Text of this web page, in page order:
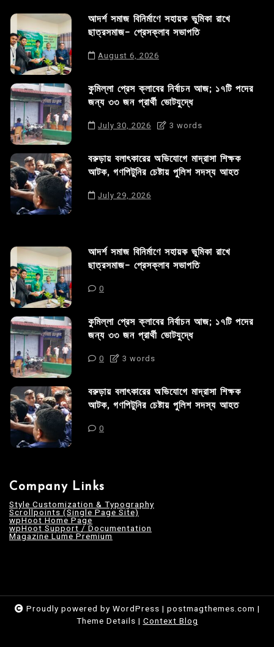
আদর্শ সমাজ বিনির্মাণে সহায়ক ভুমিকা রাখে
ছাত্রসমাজ- প্রেসক্লাব সভাপতি
August 6, 2026
কুমিল্লা প্রেস ক্লাবের নির্বাচন আজ; ১৭টি পদের
জন্য ৩৩ জন প্রার্থী ভোটযুদ্ধে
July 30, 2026 3 words
বরুড়ায় বলাৎকারের অভিযোগে মাদ্রাসা শিক্ষক
আটক, গণপিটুনির চেষ্টায় পুলিশ সদস্য আহত
July 29, 2026
আদর্শ সমাজ বিনির্মাণে সহায়ক ভুমিকা রাখে
ছাত্রসমাজ- প্রেসক্লাব সভাপতি
0
কুমিল্লা প্রেস ক্লাবের নির্বাচন আজ; ১৭টি পদের
জন্য ৩৩ জন প্রার্থী ভোটযুদ্ধে
0 3 words
বরুড়ায় বলাৎকারের অভিযোগে মাদ্রাসা শিক্ষক
আটক, গণপিটুনির চেষ্টায় পুলিশ সদস্য আহত
0
Company Links
Style Customization & Typography
Scrollpoints (Single Page Site)
wpHoot Home Page
wpHoot Support / Documentation
Magazine Lume Premium
Proudly powered by WordPress | postmagthemes.com |
Theme Details | Context Blog